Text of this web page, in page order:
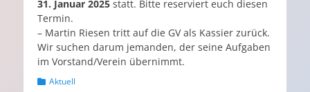
31. Januar 2025 statt. Bitte reserviert euch diesen
Termin.
– Martin Riesen tritt auf die GV als Kassier zurück.
Wir suchen darum jemanden, der seine Aufgaben
im Vorstand/Verein übernimmt.
Kategorien
Aktuell